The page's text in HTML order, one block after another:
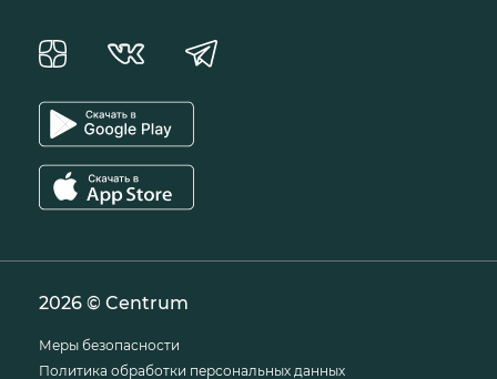
2026 © Centrum
Меры безопасности
Политика обработки персональных данных